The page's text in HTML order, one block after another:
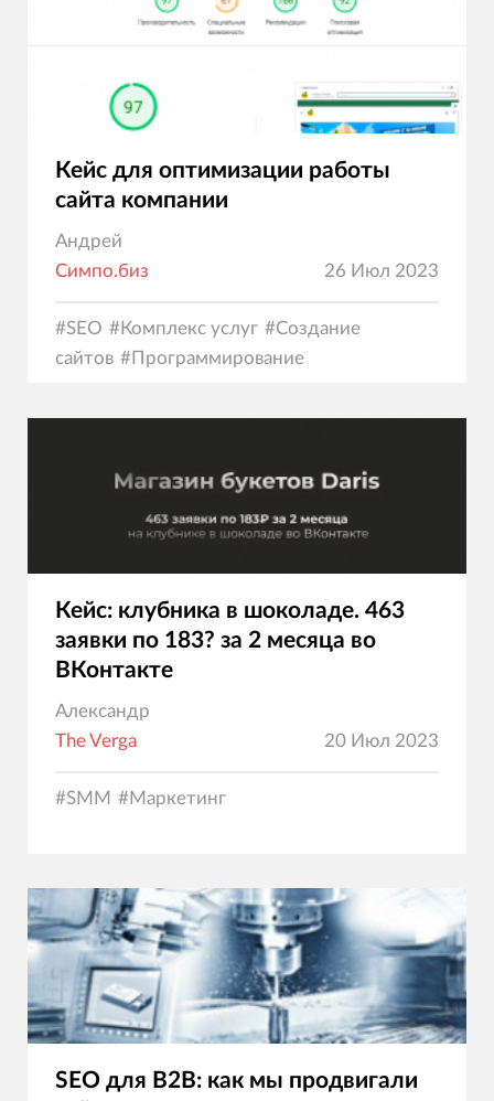
Кейс для оптимизации работы
сайта компании
Андрей
Симпо.биз
26 Июл 2023
#SEO #Комплекс услуг #Создание
сайтов #Программирование
Кейс: клубника в шоколаде. 463
заявки по 183? за 2 месяца во
ВКонтакте
Александр
The Verga
20 Июл 2023
#SMM #Маркетинг
SEO для B2B: как мы продвигали